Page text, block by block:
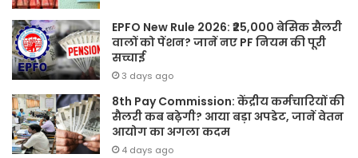
EPFO New Rule 2026: ₹25,000 बेसिक सैलरी
वालों को पेंशन? जानें नए PF नियम की पूरी
सच्चाई
3 days ago
8th Pay Commission: केंद्रीय कर्मचारियों की
सैलरी कब बढ़ेगी? आया बड़ा अपडेट, जानें वेतन
आयोग का अगला कदम
4 days ago